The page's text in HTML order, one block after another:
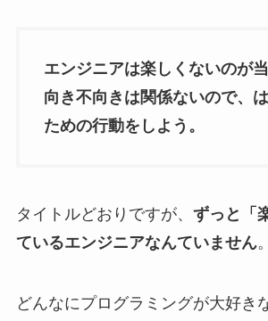
エンジニアは楽しくないのが当
向き不向きは関係ないので、
ための行動をしよう。
タイトルどおりですが、 ずっと「
ているエンジニアなんていません。
どんなにプログラミングが大好き